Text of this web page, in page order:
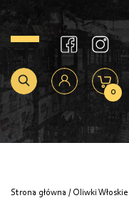
0
Strona główna / Oliwki Włoskie